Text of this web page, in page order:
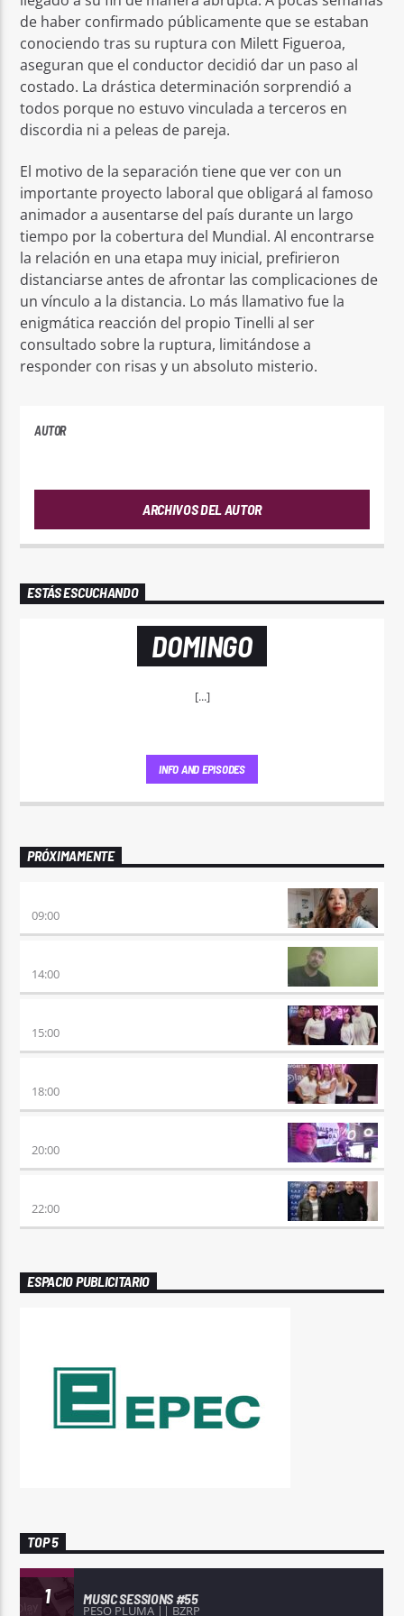
de haber confirmado públicamente que se estaban
conociendo tras su ruptura con Milett Figueroa,
aseguran que el conductor decidió dar un paso al
costado. La drástica determinación sorprendió a
todos porque no estuvo vinculada a terceros en
discordia ni a peleas de pareja.
El motivo de la separación tiene que ver con un
importante proyecto laboral que obligará al famoso
animador a ausentarse del país durante un largo
tiempo por la cobertura del Mundial. Al encontrarse
la relación en una etapa muy inicial, prefirieron
distanciarse antes de afrontar las complicaciones de
un vínculo a la distancia. Lo más llamativo fue la
enigmática reacción del propio Tinelli al ser
consultado sobre la ruptura, limitándose a
responder con risas y un absoluto misterio.
AUTOR
ARCHIVOS DEL AUTOR
ESTÁS ESCUCHANDO
DOMINGO
[...]
INFO AND EPISODES
PRÓXIMAMENTE
09:00
14:00
15:00
18:00
20:00
22:00
ESPACIO PUBLICITARIO
TOP 5
1 MUSIC SESSIONS #55
PESO PLUMA || BZRP